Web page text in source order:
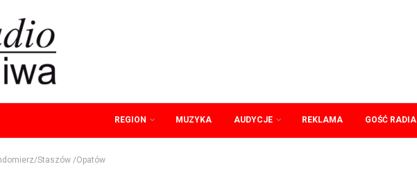
REGION MUZYKA AUDYCJE REKLAMA GOŚĆ RADIA
Staszów /Opatów